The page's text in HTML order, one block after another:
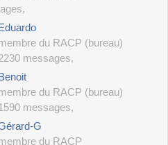
,
du RACP (bureau)
messages,
du RACP (bureau)
messages,
G
du RACP